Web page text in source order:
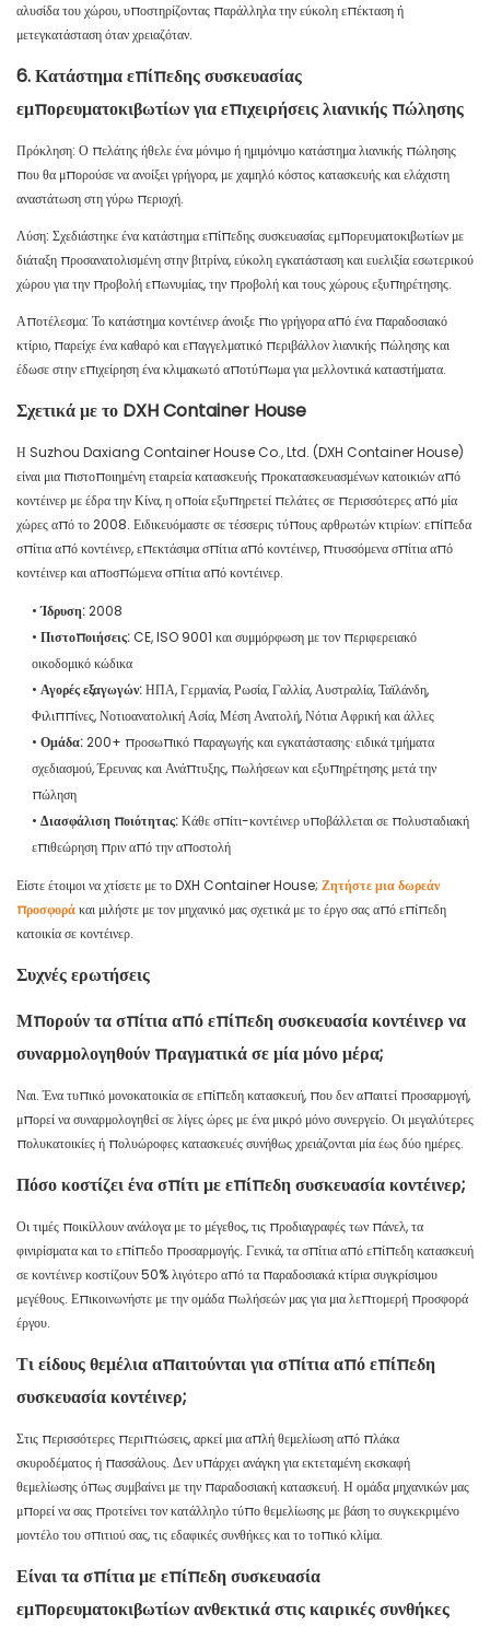
αλυσίδα του χώρου, υποστηρίζοντας παράλληλα την εύκολη επέκταση ή
μετεγκατάσταση όταν χρειαζόταν.
6. Κατάστημα επίπεδης συσκευασίας
εμπορευματοκιβωτίων για επιχειρήσεις λιανικής πώλησης
Πρόκληση: Ο πελάτης ήθελε ένα μόνιμο ή ημιμόνιμο κατάστημα λιανικής πώλησης
που θα μπορούσε να ανοίξει γρήγορα, με χαμηλό κόστος κατασκευής και ελάχιστη
αναστάτωση στη γύρω περιοχή.
Λύση: Σχεδιάστηκε ένα κατάστημα επίπεδης συσκευασίας εμπορευματοκιβωτίων με
διάταξη προσανατολισμένη στην βιτρίνα, εύκολη εγκατάσταση και ευελιξία εσωτερικού
χώρου για την προβολή επωνυμίας, την προβολή και τους χώρους εξυπηρέτησης.
Αποτέλεσμα: Το κατάστημα κοντέινερ άνοιξε πιο γρήγορα από ένα παραδοσιακό
κτίριο, παρείχε ένα καθαρό και επαγγελματικό περιβάλλον λιανικής πώλησης και
έδωσε στην επιχείρηση ένα κλιμακωτό αποτύπωμα για μελλοντικά καταστήματα.
Σχετικά με το DXH Container House
Η Suzhou Daxiang Container House Co., Ltd. (DXH Container House)
είναι μια πιστοποιημένη εταιρεία κατασκευής προκατασκευασμένων κατοικιών από
κοντέινερ με έδρα την Κίνα, η οποία εξυπηρετεί πελάτες σε περισσότερες από μία
χώρες από το 2008. Ειδικευόμαστε σε τέσσερις τύπους αρθρωτών κτιρίων: επίπεδα
σπίτια από κοντέινερ, επεκτάσιμα σπίτια από κοντέινερ, πτυσσόμενα σπίτια από
κοντέινερ και αποσπώμενα σπίτια από κοντέινερ.
•Ίδρυση:2008
•Πιστοποιήσεις:CE, ISO 9001 και συμμόρφωση με τον περιφερειακό
οικοδομικό κώδικα
•Αγορές εξαγωγών:ΗΠΑ, Γερμανία, Ρωσία, Γαλλία, Αυστραλία, Ταϊλάνδη,
Φιλιππίνες, Νοτιοανατολική Ασία, Μέση Ανατολή, Νότια Αφρική και άλλες
•Ομάδα:200+ προσωπικό παραγωγής και εγκατάστασης· ειδικά τμήματα
σχεδιασμού, Έρευνας και Ανάπτυξης, πωλήσεων και εξυπηρέτησης μετά την
πώληση
•Διασφάλιση ποιότητας:Κάθε σπίτι-κοντέινερ υποβάλλεται σε πολυσταδιακή
επιθεώρηση πριν από την αποστολή
Είστε έτοιμοι να χτίσετε με το DXH Container House; Ζητήστε μια δωρεάν
προσφοράκαι μιλήστε με τον μηχανικό μας σχετικά με το έργο σας από επίπεδη
κατοικία σε κοντέινερ.
Συχνές ερωτήσεις
Μπορούν τα σπίτια από επίπεδη συσκευασία κοντέινερ να
συναρμολογηθούν πραγματικά σε μία μόνο μέρα;
Ναι. Ένα τυπικό μονοκατοικία σε επίπεδη κατασκευή, που δεν απαιτεί προσαρμογή,
μπορεί να συναρμολογηθεί σε λίγες ώρες με ένα μικρό μόνο συνεργείο. Οι μεγαλύτερες
πολυκατοικίες ή πολυώροφες κατασκευές συνήθως χρειάζονται μία έως δύο ημέρες.
Πόσο κοστίζει ένα σπίτι με επίπεδη συσκευασία κοντέινερ;
Οι τιμές ποικίλλουν ανάλογα με το μέγεθος, τις προδιαγραφές των πάνελ, τα
φινιρίσματα και το επίπεδο προσαρμογής. Γενικά, τα σπίτια από επίπεδη κατασκευή
σε κοντέινερ κοστίζουν 50% λιγότερο από τα παραδοσιακά κτίρια συγκρίσιμου
μεγέθους. Επικοινωνήστε με την ομάδα πωλήσεών μας για μια λεπτομερή προσφορά
έργου.
Τι είδους θεμέλια απαιτούνται για σπίτια από επίπεδη
συσκευασία κοντέινερ;
Στις περισσότερες περιπτώσεις, αρκεί μια απλή θεμελίωση από πλάκα
σκυροδέματος ή πασσάλους. Δεν υπάρχει ανάγκη για εκτεταμένη εκσκαφή
θεμελίωσης όπως συμβαίνει με την παραδοσιακή κατασκευή. Η ομάδα μηχανικών μας
μπορεί να σας προτείνει τον κατάλληλο τύπο θεμελίωσης με βάση το συγκεκριμένο
μοντέλο του σπιτιού σας, τις εδαφικές συνθήκες και το τοπικό κλίμα.
Είναι τα σπίτια με επίπεδη συσκευασία
εμπορευματοκιβωτίων ανθεκτικά στις καιρικές συνθήκες